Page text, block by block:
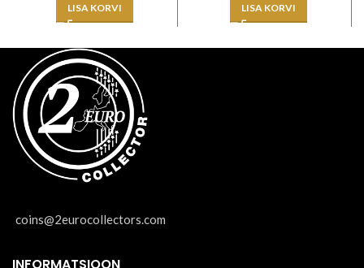
LISA KORVI LISA KORVI
coins@2eurocollectors.com
INFORMATSIOON